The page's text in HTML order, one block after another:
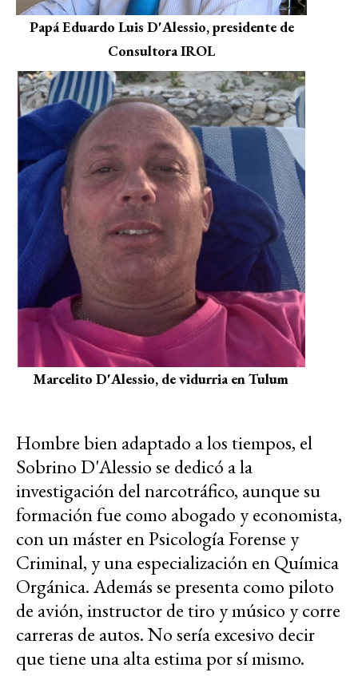
Papá Eduardo Luis D'Alessio, presidente de
Consultora IROL
Marcelito D'Alessio, de vidurria en Tulum
Hombre bien adaptado a los tiempos, el
Sobrino D'Alessio se dedicó a la
investigación del narcotráfico, aunque su
formación fue como abogado y economista,
con un máster en Psicología Forense y
Criminal, y una especialización en Química
Orgánica. Además se presenta como piloto
de avión, instructor de tiro y músico y corre
carreras de autos. No sería excesivo decir
que tiene una alta estima por sí mismo.